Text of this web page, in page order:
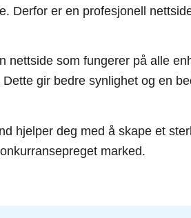
Derfor er en profesjonell
nettside som fungerer på alle
gir bedre synlighet og en
hjelper deg med å skape et
marked.